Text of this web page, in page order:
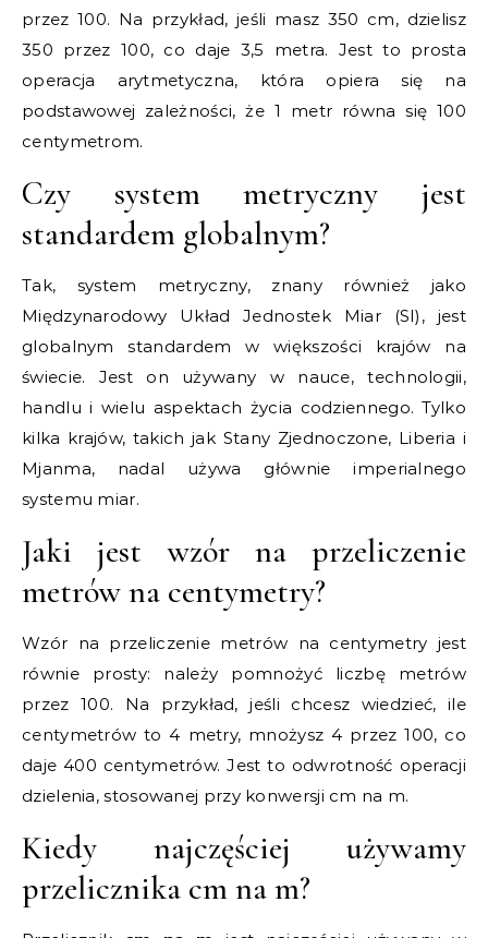
przez 100. Na przykład, jeśli masz 350 cm, dzielisz
350 przez 100, co daje 3,5 metra. Jest to prosta
operacja arytmetyczna, która opiera się na
podstawowej zależności, że 1 metr równa się 100
centymetrom.
Czy system metryczny jest
standardem globalnym?
Tak, system metryczny, znany również jako
Międzynarodowy Układ Jednostek Miar (SI), jest
globalnym standardem w większości krajów na
świecie. Jest on używany w nauce, technologii,
handlu i wielu aspektach życia codziennego. Tylko
kilka krajów, takich jak Stany Zjednoczone, Liberia i
Mjanma, nadal używa głównie imperialnego
systemu miar.
Jaki jest wzór na przeliczenie
metrów na centymetry?
Wzór na przeliczenie metrów na centymetry jest
równie prosty: należy pomnożyć liczbę metrów
przez 100. Na przykład, jeśli chcesz wiedzieć, ile
centymetrów to 4 metry, mnożysz 4 przez 100, co
daje 400 centymetrów. Jest to odwrotność operacji
dzielenia, stosowanej przy konwersji cm na m.
Kiedy najczęściej używamy
przelicznika cm na m?